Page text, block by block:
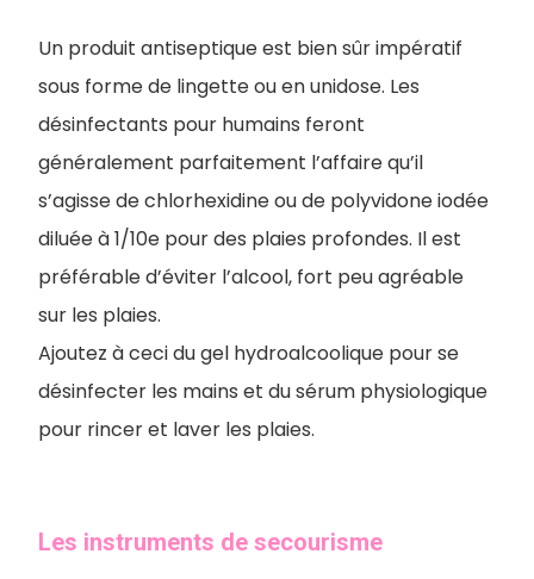
Un produit antiseptique est bien sûr impératif
sous forme de lingette ou en unidose. Les
désinfectants pour humains feront
généralement parfaitement l’affaire qu’il
s’agisse de chlorhexidine ou de polyvidone iodée
diluée à 1/10e pour des plaies profondes. Il est
préférable d’éviter l’alcool, fort peu agréable
sur les plaies.
Ajoutez à ceci du gel hydroalcoolique pour se
désinfecter les mains et du sérum physiologique
pour rincer et laver les plaies.
Les instruments de secourisme